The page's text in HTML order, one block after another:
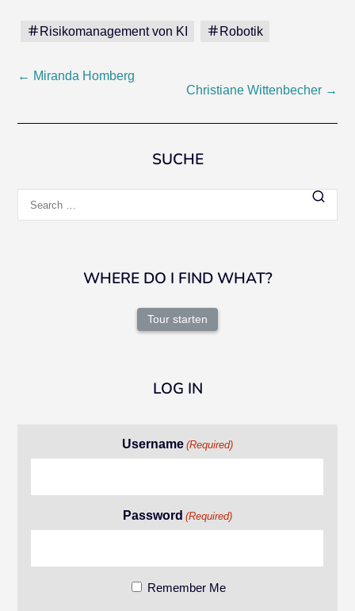
Risikomanagement von KI Robotik
Post
← Miranda Homberg
Christiane Wittenbecher →
SUCHE
for:
WHERE DO I FIND WHAT?
Tour starten
LOG IN
Username (Required)
Password (Required)
Remember Me